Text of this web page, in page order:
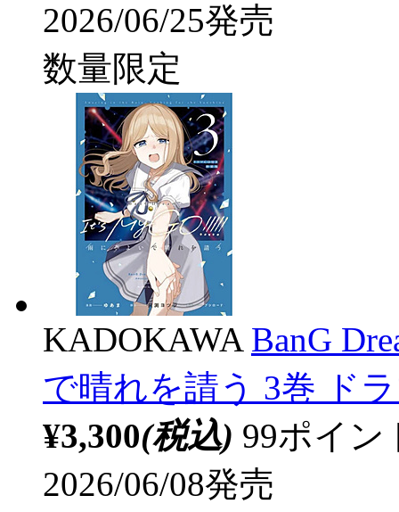
2026/06/25発売
数量限定
KADOKAWA BanG
で晴れを請う 3巻 ド
¥3,300(税込) 99ポイ
2026/06/08発売